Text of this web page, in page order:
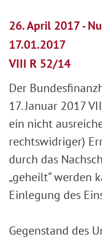
26. April 2017 -
17.01.2017
VIII R 52/14
Der
17. Januar 2017
ein nicht
rechtswidriger)
durch das
„geheilt“ werden
Einlegung des
Gegenstand des